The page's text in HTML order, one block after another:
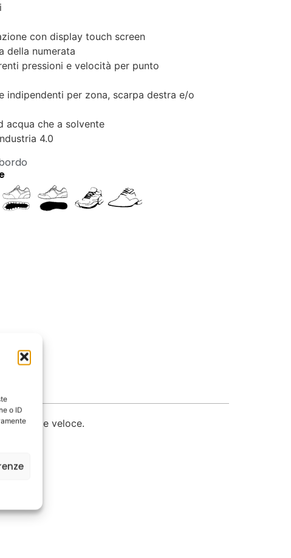
o ID
con display touch screen
della numerata
pressioni e velocità per punto
indipendenti per zona, scarpa destra e/o
acqua che a solvente
4.0
e veloce.